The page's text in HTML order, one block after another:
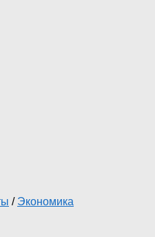
/ Экономика